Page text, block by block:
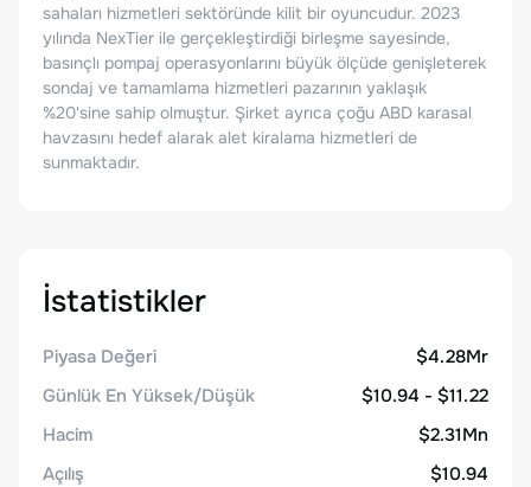
sahaları hizmetleri sektöründe kilit bir oyuncudur. 2023
yılında NexTier ile gerçekleştirdiği birleşme sayesinde,
basınçlı pompaj operasyonlarını büyük ölçüde genişleterek
sondaj ve tamamlama hizmetleri pazarının yaklaşık
%20'sine sahip olmuştur. Şirket ayrıca çoğu ABD karasal
havzasını hedef alarak alet kiralama hizmetleri de
sunmaktadır.
İstatistikler
Piyasa Değeri
$4.28Mr
Günlük En Yüksek/Düşük
$10.94 - $11.22
Hacim
$2.31Mn
Açılış
$10.94